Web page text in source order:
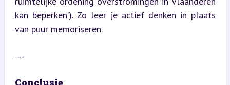
kan beperken’). Zo leer je actief denken in plaats
van puur memoriseren.
---
Conclusie